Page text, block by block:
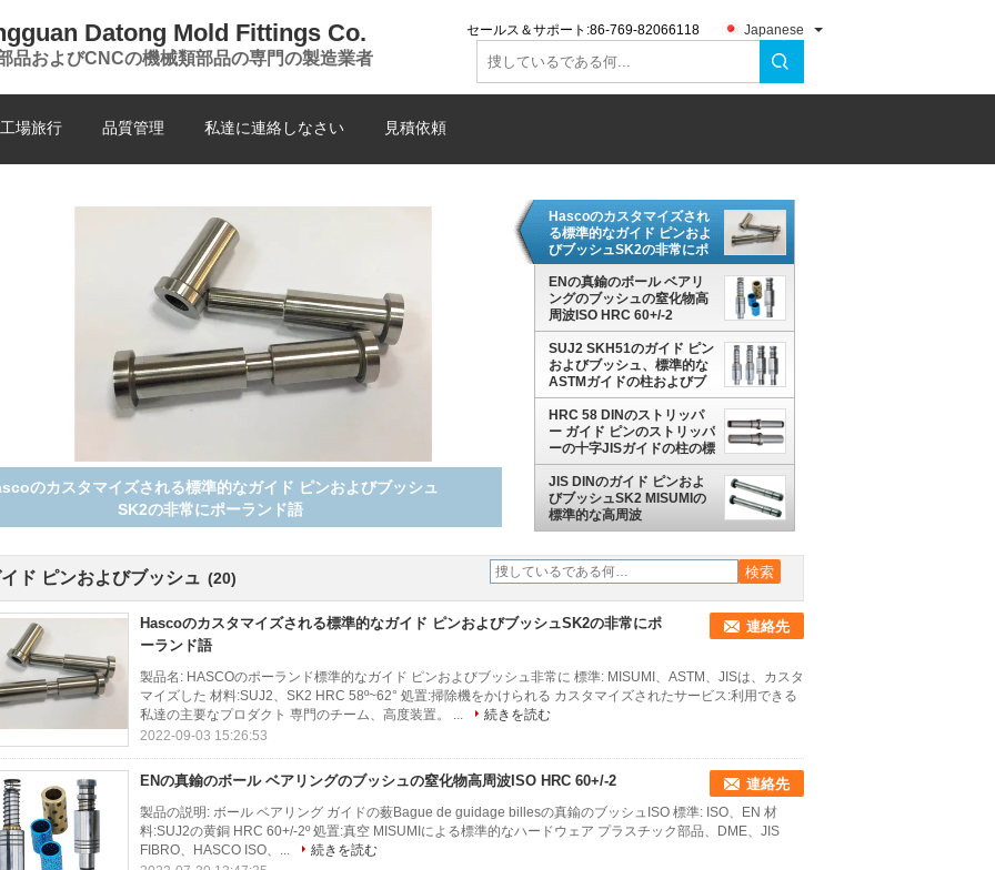
Datong Mold Fittings Co.
品およびCNCの機械類部品の専門の製造業者
セールス＆サポート:86-769-82066118 Japanese
工場旅行 品質管理 私達に連絡しなさい 見積依頼
真鍮のボール ベアリングのブッシュの窒化物高周波ISO HRC
60+/-2
Hascoのカスタマイズされ
る標準的なガイド ピンおよ
びブッシュSK2の非常にポ
ーランド語
ENの真鍮のボール ベアリ
ングのブッシュの窒化物高
周波ISO HRC 60+/-2
SUJ2 SKH51のガイド ピン
およびブッシュ、標準的な
ASTMガイドの柱およびブ
ッシュ
HRC 58 DINのストリッパ
ー ガイド ピンのストリッパ
ーの十字JISガイドの柱の標
準
JIS DINのガイド ピンおよ
びブッシュSK2 MISUMIの
標準的な高周波
ド ピンおよびブッシュ (20)
Hascoのカスタマイズされる標準的なガイド ピンおよびブッシュSK2の非常にポ
ーランド語
連絡先
製品名: HASCOのポーランド標準的なガイド ピンおよびブッシュ非常に 標準: MISUMI、ASTM、JISは、カスタ
マイズした 材料:SUJ2、SK2 HRC 58º~62° 処置:掃除機をかけられる カスタマイズされたサービス:利用できる
私達の主要なプロダクト 専門のチーム、高度装置。 ...
続きを読む
2022-09-03 15:26:53
ENの真鍮のボール ベアリングのブッシュの窒化物高周波ISO HRC 60+/-2 連絡先
製品の説明: ボール ベアリング ガイドの薮Bague de guidage billesの真鍮のブッシュISO 標準: ISO、EN 材
料:SUJ2の黄銅 HRC 60+/-2º 処置:真空 MISUMIによる標準的なハードウェア プラスチック部品、DME、JIS
FIBRO、HASCO ISO、...
続きを読む